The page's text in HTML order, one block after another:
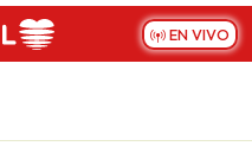
EN VIVO